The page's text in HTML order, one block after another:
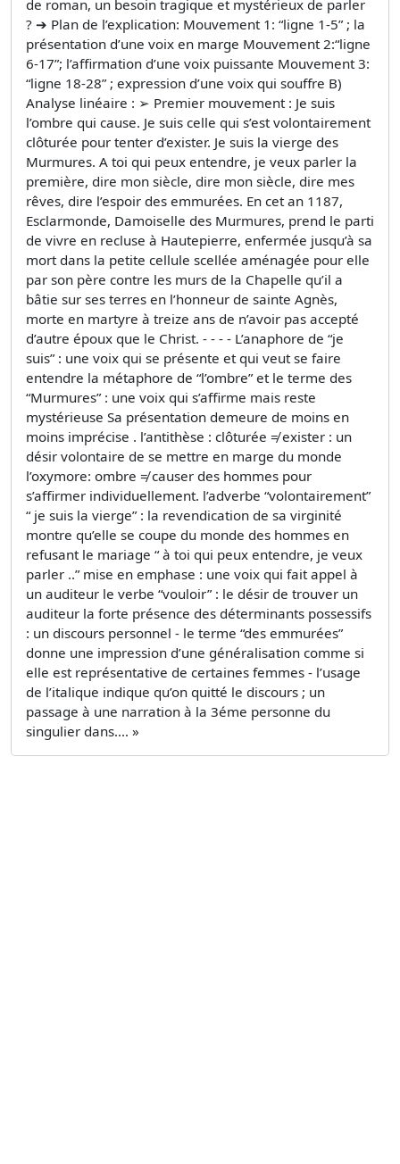
de roman, un besoin tragique et mystérieux de parler
? ➔ Plan de l’explication: Mouvement 1: “ligne 1-5” ; la
présentation d’une voix en marge Mouvement 2:“ligne
6-17”; l’affirmation d’une voix puissante Mouvement 3:
“ligne 18-28” ; expression d’une voix qui souffre B)
Analyse linéaire : ➢ Premier mouvement : Je suis
l’ombre qui cause. Je suis celle qui s’est volontairement
clôturée pour tenter d’exister. Je suis la vierge des
Murmures. A toi qui peux entendre, je veux parler la
première, dire mon siècle, dire mon siècle, dire mes
rêves, dire l’espoir des emmurées. En cet an 1187,
Esclarmonde, Damoiselle des Murmures, prend le parti
de vivre en recluse à Hautepierre, enfermée jusqu’à sa
mort dans la petite cellule scellée aménagée pour elle
par son père contre les murs de la Chapelle qu’il a
bâtie sur ses terres en l’honneur de sainte Agnès,
morte en martyre à treize ans de n’avoir pas accepté
d’autre époux que le Christ. - - - - L’anaphore de “je
suis” : une voix qui se présente et qui veut se faire
entendre la métaphore de “l’ombre” et le terme des
“Murmures” : une voix qui s’affirme mais reste
mystérieuse Sa présentation demeure de moins en
moins imprécise . l’antithèse : clôturée ≠ exister : un
désir volontaire de se mettre en marge du monde
l’oxymore: ombre ≠ causer des hommes pour
s’affirmer individuellement. l’adverbe “volontairement”
“ je suis la vierge” : la revendication de sa virginité
montre qu’elle se coupe du monde des hommes en
refusant le mariage “ à toi qui peux entendre, je veux
parler ..” mise en emphase : une voix qui fait appel à
un auditeur le verbe “vouloir” : le désir de trouver un
auditeur la forte présence des déterminants possessifs
: un discours personnel - le terme “des emmurées”
donne une impression d’une généralisation comme si
elle est représentative de certaines femmes - l’usage
de l’italique indique qu’on quitté le discours ; un
passage à une narration à la 3éme personne du
singulier dans.... »